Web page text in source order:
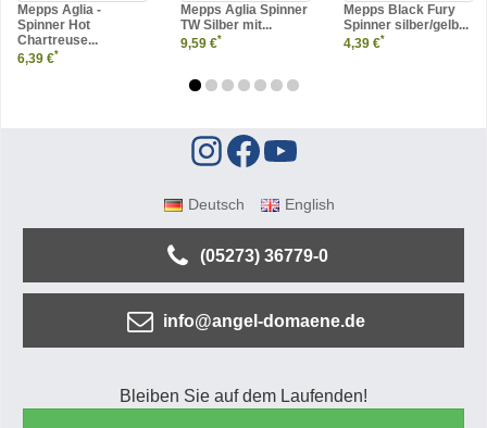
Mepps Aglia -
Spinner Hot
Chartreuse...
6,39 €*
Mepps Aglia Spinner
TW Silber mit...
9,59 €*
Mepps Black Fury
Spinner silber/gelb...
4,39 €*
Deutsch English
(05273) 36779-0
info@angel-domaene.de
Bleiben Sie auf dem Laufenden!